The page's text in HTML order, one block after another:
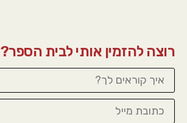
רוצה להזמין אותי לבית הספר?
איך
קוראים
לך?
דוא"ל